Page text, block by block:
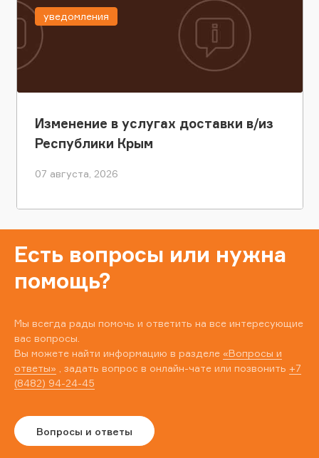
Изменение в услугах доставки в/из
Республики Крым
07 августа, 2026
уведомления
Есть вопросы или нужна
помощь?
Мы всегда рады помочь и ответить на все интересующие
вас вопросы.
Вы можете найти информацию в разделе «Вопросы и
ответы» , задать вопрос в онлайн-чате или позвонить +7
(8482) 94-24-45
Вопросы и ответы